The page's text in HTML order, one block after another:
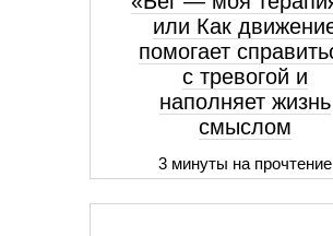
или Как
помогает
с тревогой и
наполняет жизнь
смыслом
3 минуты на прочтение